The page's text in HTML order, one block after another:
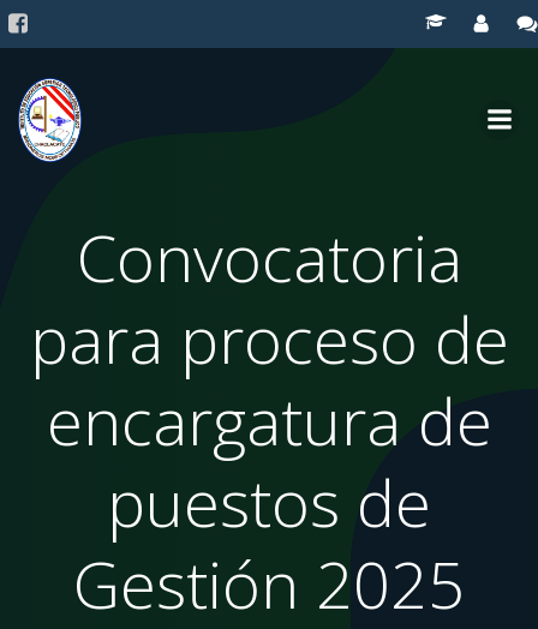
al
Convocatoria
para proceso de
encargatura de
puestos de
Gestión 2025